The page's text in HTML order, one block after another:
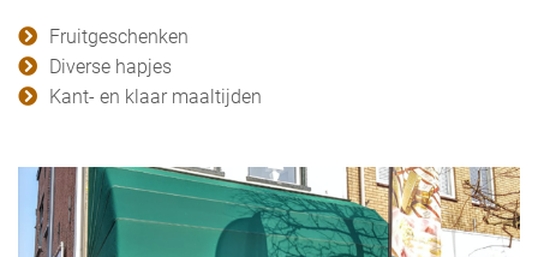
Fruitgeschenken
Diverse hapjes
Kant- en klaar maaltijden